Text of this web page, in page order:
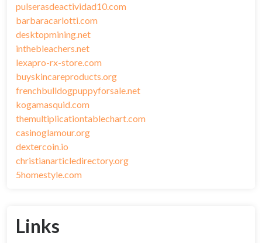
pulserasdeactividad10.com
barbaracarlotti.com
desktopmining.net
inthebleachers.net
lexapro-rx-store.com
buyskincareproducts.org
frenchbulldogpuppyforsale.net
kogamasquid.com
themultiplicationtablechart.com
casinoglamour.org
dextercoin.io
christianarticledirectory.org
5homestyle.com
Links